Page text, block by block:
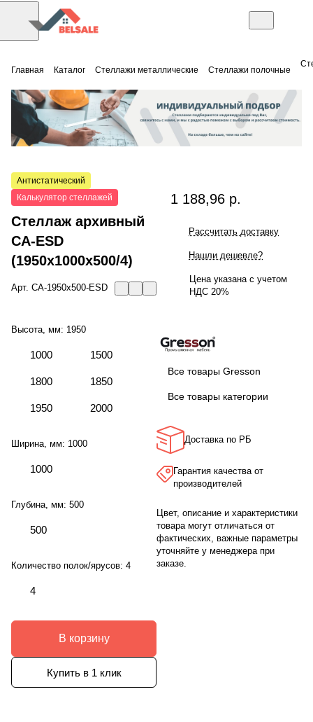
Главная Каталог Стеллажи металлические Стеллажи полочные
Антистатический
Калькулятор стеллажей
Стеллаж архивный
CA-ESD
(1950x1000x500/4)
Арт. СА-1950х500-ESD
Высота, мм: 1950
1000 1500
1800 1850
1950 2000
Ширина, мм: 1000
1000
Глубина, мм: 500
500
Количество полок/ярусов: 4
4
В корзину
Купить в 1 клик
1 188,96 р.
Рассчитать доставку
Нашли дешевле?
Цена указана с учетом
НДС 20%
Все товары Gresson
Все товары категории
Доставка по РБ
Гарантия качества от
производителей
Цвет, описание и характеристики
товара могут отличаться от
фактических, важные параметры
уточняйте у менеджера при
заказе.